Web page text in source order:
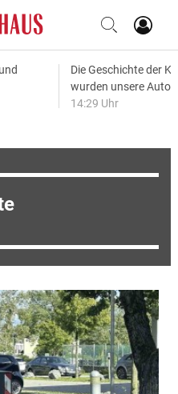
Die Geschichte der
wurden unsere
14:29 Uhr